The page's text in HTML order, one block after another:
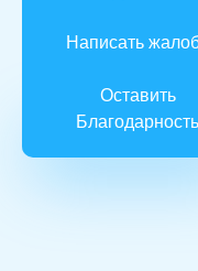
Написать
Оставить
Благодарность